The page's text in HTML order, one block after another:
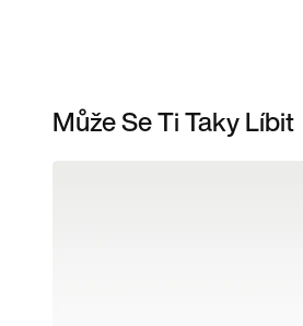
Může Se Ti Taky Líbit